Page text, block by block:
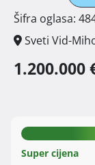
Šifra oglasa:
Sveti Vid-
1.200.000
Super cijena